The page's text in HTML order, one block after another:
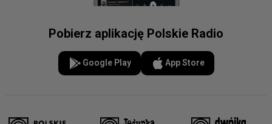
Pobierz aplikację Polskie Radio
Google Play App Store